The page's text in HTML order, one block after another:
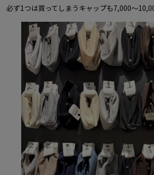
必ず1つは買ってしまうキャップも7,000〜